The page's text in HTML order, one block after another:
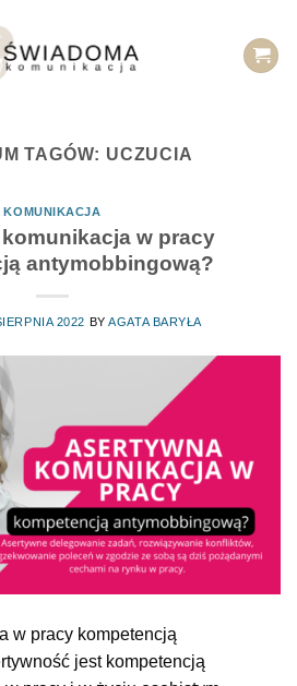
TAGÓW: UCZUCIA
KOMUNIKACJA
w pracy
antymobbingową?
2022 BYAGATA BARYŁA
w pracy kompetencją
jest kompetencją